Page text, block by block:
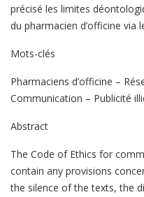
précisé les limites
du pharmacien d’officine via
Mots-clés
Pharmaciens d’officine –
Communication – Publicité
Abstract
The Code of Ethics for
contain any provisions
the silence of the texts, the